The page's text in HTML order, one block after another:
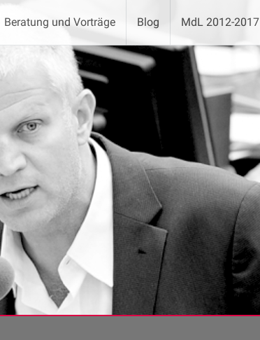
Beratung und Vorträge Blog MdL 2012-2017